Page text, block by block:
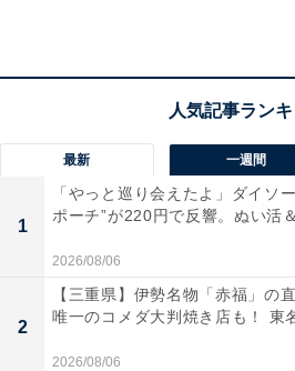
「世安湯」の口コミは？
最新 一週間
1
「やっと巡り会えたよ」ダイソ
ポーチ”が220円で反響。ぬい活
2026/08/06
2
【三重県】伊勢名物「赤福」の
唯一のコメダ大判焼き店も！ 東
2026/08/06